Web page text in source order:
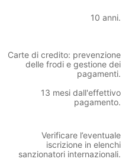
10 anni.
Carte di credito: prevenzione
delle frodi e gestione dei
pagamenti.
13 mesi dall'effettivo
pagamento.
Verificare l’eventuale
iscrizione in elenchi
sanzionatori internazionali.